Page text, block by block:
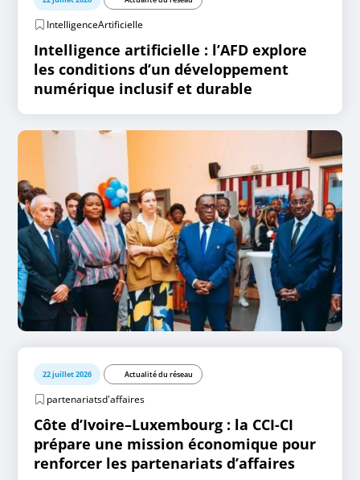
IntelligenceArtificielle
Intelligence artificielle : l’AFD explore
les conditions d’un développement
numérique inclusif et durable
22 juillet 2026 Actualité du réseau
partenariatsd'affaires
Côte d’Ivoire–Luxembourg : la CCI-CI
prépare une mission économique pour
renforcer les partenariats d’affaires